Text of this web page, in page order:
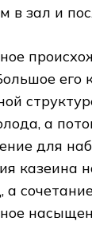
в зал и
его
а
для
казеина